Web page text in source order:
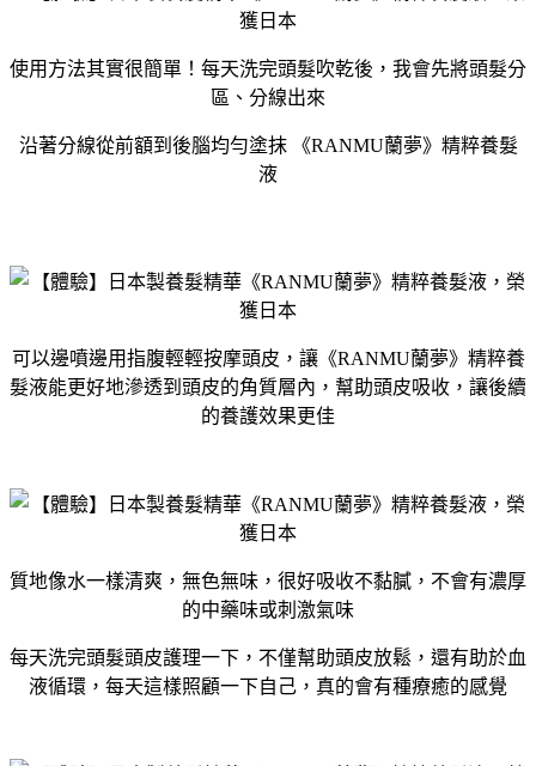
使用方法其實很簡單！每天洗完頭髮吹乾後，我會先將頭髮分
區、分線出來
沿著分線從前額到後腦均勻塗抹 《RANMU蘭夢》精粹養髮
液
可以邊噴邊用指腹輕輕按摩頭皮，讓《RANMU蘭夢》精粹養
髮液能更好地滲透到頭皮的角質層內，幫助頭皮吸收，讓後續
的養護效果更佳
質地像水一樣清爽，無色無味，很好吸收不黏膩，不會有濃厚
的中藥味或刺激氣味
每天洗完頭髮頭皮護理一下，不僅幫助頭皮放鬆，還有助於血
液循環，每天這樣照顧一下自己，真的會有種療癒的感覺